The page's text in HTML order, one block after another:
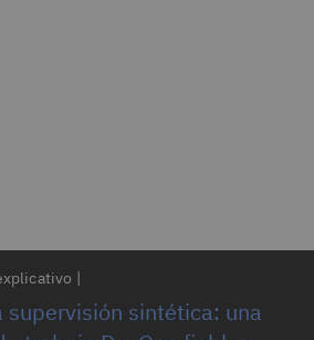
|
supervisión sintética: una